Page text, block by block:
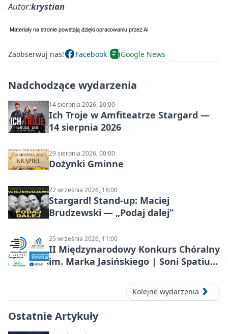
Autor:krystian
Zaobserwuj nas! Facebook Google News
Nadchodzące wydarzenia
14 sierpnia 2026, 20:00
Ich Troje w Amfiteatrze Stargard —
14 sierpnia 2026
29 sierpnia 2026, 00:00
Dożynki Gminne
22 września 2026, 18:00
Stargard! Stand-up: Maciej
Brudzewski — „Podaj dalej”
25 września 2026, 11:00
II Międzynarodowy Konkurs Chóralny
im. Marka Jasińskiego | Soni Spatium
Kolejne wydarzenia
Ostatnie Artykuły